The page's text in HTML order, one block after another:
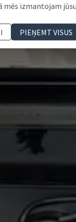
mēs izmantojam
PIEŅEMT VISUS